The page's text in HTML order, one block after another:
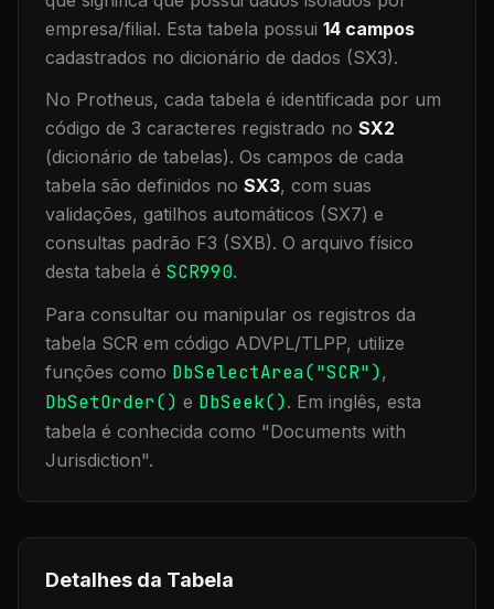
empresa/filial. Esta tabela possui 14 campos
cadastrados no dicionário de dados (SX3).
No Protheus, cada tabela é identificada por um
código de 3 caracteres registrado no SX2
(dicionário de tabelas). Os campos de cada
tabela são definidos no SX3, com suas
validações, gatilhos automáticos (SX7) e
consultas padrão F3 (SXB). O arquivo físico
desta tabela é SCR990.
Para consultar ou manipular os registros da
tabela SCR em código ADVPL/TLPP, utilize
funções como DbSelectArea("SCR"),
DbSetOrder() e DbSeek(). Em inglês, esta
tabela é conhecida como "Documents with
Jurisdiction".
Detalhes da Tabela